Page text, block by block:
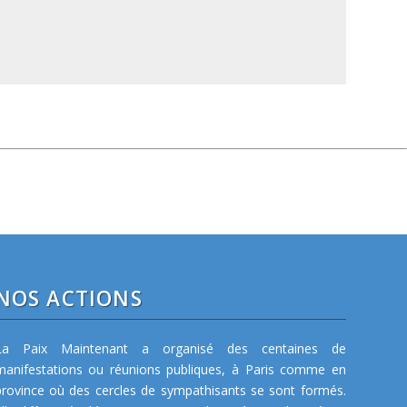
ACTIONS
Paix Maintenant a organisé des centaines de
ou réunions publiques, à Paris comme en
où des cercles de sympathisants se sont formés.